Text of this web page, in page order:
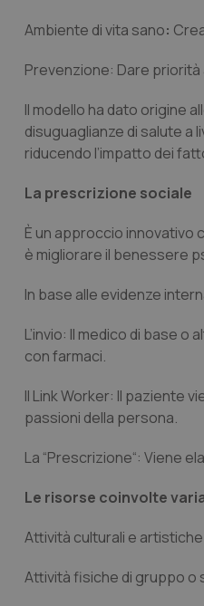
Ambiente di vita sano:
Prevenzione: Dare priorità
Il modello ha dato origine
disuguaglianze di salute a
riducendo l’impatto dei
La prescrizione sociale
È un approccio innovativo
è migliorare il benessere
In base alle evidenze
L’invio: Il medico di base o
con farmaci.
Il Link Worker: Il paziente
passioni della persona.
La “Prescrizione“: Viene
Le risorse coinvolte
Attività culturali e
Attività fisiche di gruppo o